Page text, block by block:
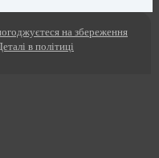
на збереження
в політиці